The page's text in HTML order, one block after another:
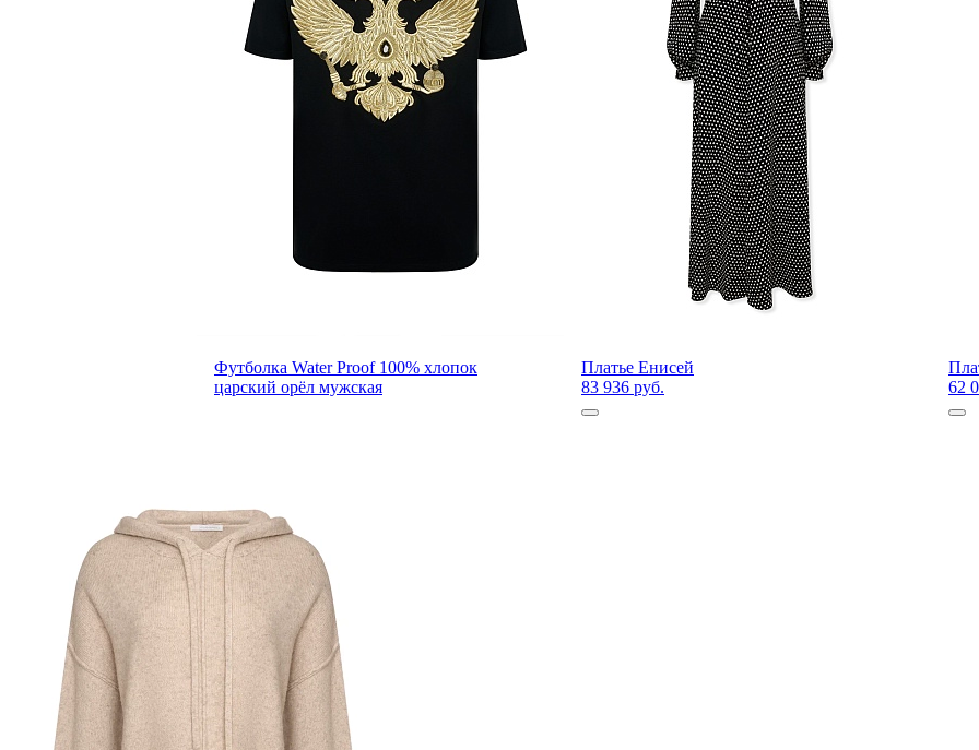
Футболка Water Proof 100% хлопок
царский орёл мужская
Платье Енисей
83 936 руб.
62